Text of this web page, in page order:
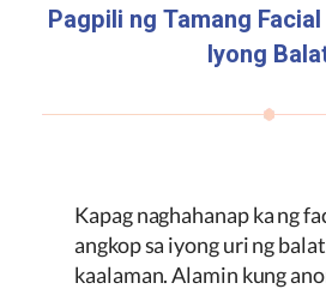
Pagpili ng Tamang
Iyong
Kapag naghahanap ka ng
angkop sa iyong uri ng
kaalaman. Alamin kung